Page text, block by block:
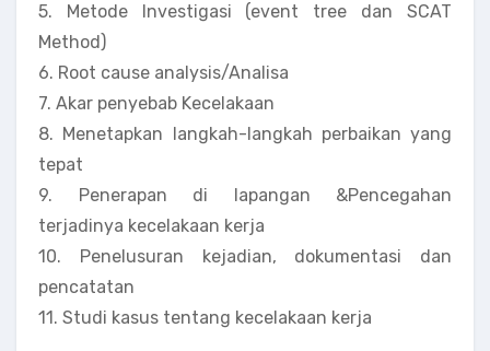
5. Metode Investigasi (event tree dan SCAT
Method)
6. Root cause analysis/Analisa
7. Akar penyebab Kecelakaan
8. Menetapkan langkah-langkah perbaikan yang
tepat
9. Penerapan di lapangan &Pencegahan
terjadinya kecelakaan kerja
10. Penelusuran kejadian, dokumentasi dan
pencatatan
11. Studi kasus tentang kecelakaan kerja